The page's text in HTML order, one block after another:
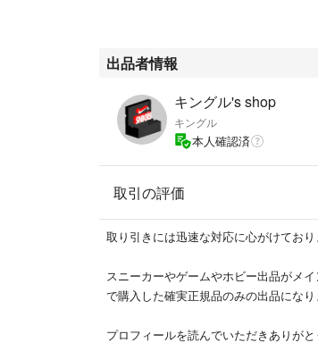
出品者情報
キングル's shop
キングル
本人確認済
取引の評価
取り引きには迅速な対応に心がけており
スニーカーやゲームやホビー出品がメ
で購入した確実正規品のみの出品になり
プロフィールを読んでいただきありがと